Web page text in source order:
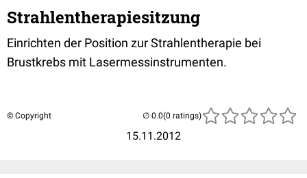
Strahlentherapiesitzung
Einrichten der Position zur Strahlentherapie bei
Brustkrebs mit Lasermessinstrumenten.
© Copyright
15.11.2012
(0 ratings)